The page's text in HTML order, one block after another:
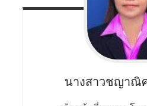
นางสาวชญาณิ